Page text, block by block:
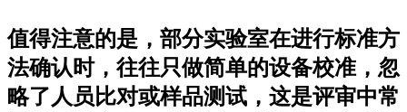
值得注意的是，部分实验室在进行标准方
法确认时，往往只做简单的设备校准，忽
略了人员比对或样品测试，这是评审中常